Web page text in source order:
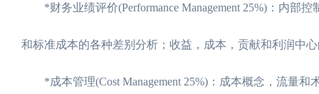
*财务业绩评价(Performance Management 25%)：内部
和标准成本的各种差别分析；收益，成本，贡献和利润中
*成本管理(Cost Management 25%)：成本概念，流量和